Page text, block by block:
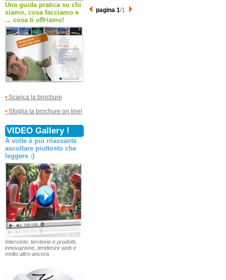
Una guida pratica su chi
siamo, cosa facciamo e
... cosa ti offriamo!
• Scarica la brochure
• Sfoglia la brochure on line!
VIDEO Gallery !
A volte è più rilassante
ascoltare piuttosto che
leggere :)
Interviste, territorio e prodotti,
innovazione, tendenze web e
molto altro ancora
pagina 1/1